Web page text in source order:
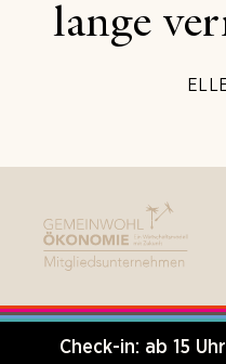
lange
Check-in: ab 15